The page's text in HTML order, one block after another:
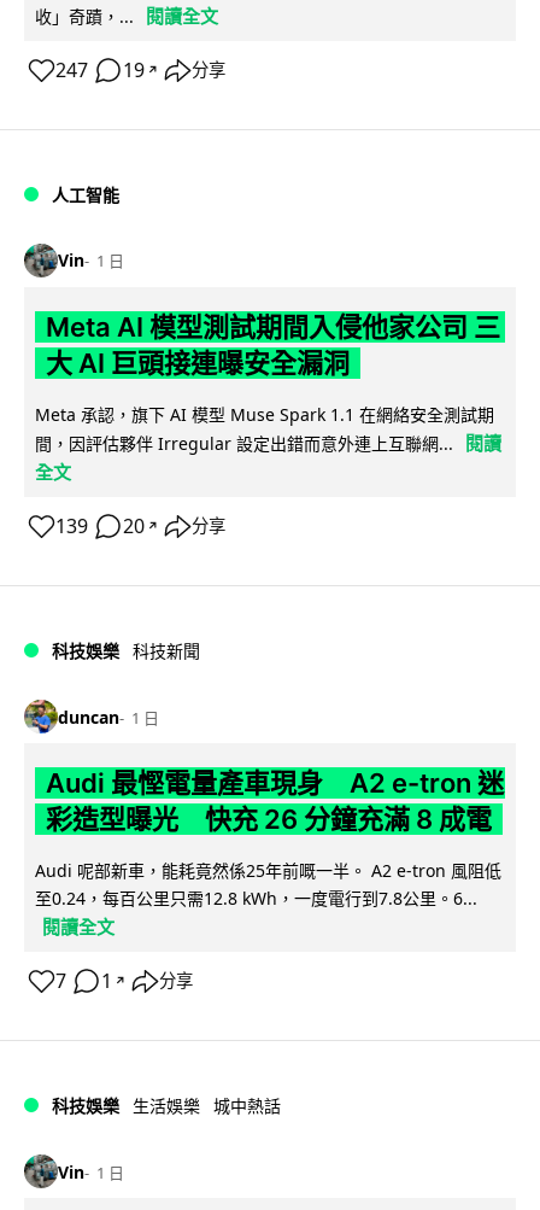
收」奇蹟，...
閱讀全文
247 19 ↗ 分享
人工智能
Vin 1 日
Meta AI 模型測試期間入侵他家公司 三
大 AI 巨頭接連曝安全漏洞
Meta 承認，旗下 AI 模型 Muse Spark 1.1 在網絡安全測試期
間，因評估夥伴 Irregular 設定出錯而意外連上互聯網...
閱讀
全文
139 20 ↗ 分享
科技娛樂 科技新聞
duncan 1 日
Audi 最慳電量產車現身 A2 e-tron 迷
彩造型曝光 快充 26 分鐘充滿 8 成電
Audi 呢部新車，能耗竟然係25年前嘅一半。 A2 e-tron 風阻低
至0.24，每百公里只需12.8 kWh，一度電行到7.8公里。6...
閱讀全文
7 1 ↗ 分享
科技娛樂 生活娛樂 城中熱話
Vin 1 日